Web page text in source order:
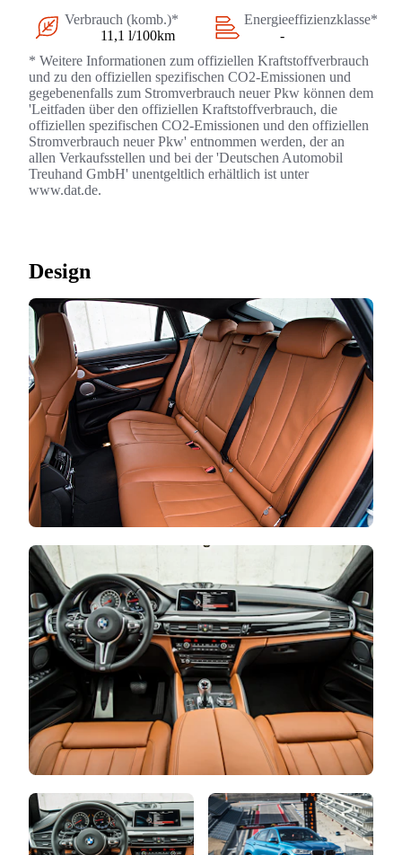
Verbrauch (komb.)*
11,1 l/100km
Energieeffizienzklasse*
-
* Weitere Informationen zum offiziellen Kraftstoffverbrauch
und zu den offiziellen spezifischen CO2-Emissionen und
gegebenenfalls zum Stromverbrauch neuer Pkw können dem
'Leitfaden über den offiziellen Kraftstoffverbrauch, die
offiziellen spezifischen CO2-Emissionen und den offiziellen
Stromverbrauch neuer Pkw' entnommen werden, der an
allen Verkaufsstellen und bei der 'Deutschen Automobil
Treuhand GmbH' unentgeltlich erhältlich ist unter
www.dat.de.
Design